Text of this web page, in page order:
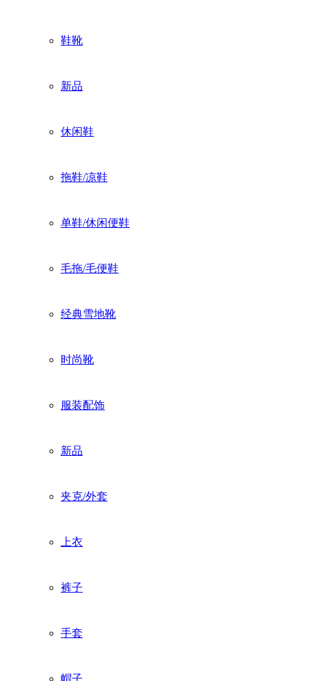
鞋靴
新品
休闲鞋
拖鞋/凉鞋
单鞋/休闲便鞋
毛拖/毛便鞋
经典雪地靴
时尚靴
服装配饰
新品
夹克/外套
上衣
裤子
手套
帽子